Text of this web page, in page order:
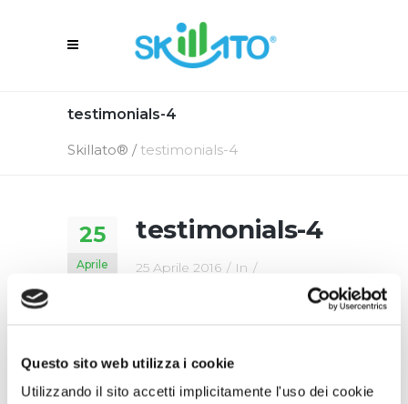
Questo sito web utilizza i cookie
Utilizzando il sito accetti implicitamente l'uso dei cookie
testimonials-4
Skillato® /testimonials-4
25
Aprile
testimonials-4
25 Aprile 2016
In